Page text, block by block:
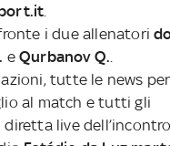
i due allenatori
eQurbanov Q.
tutte le news
al match e tutti gli
live